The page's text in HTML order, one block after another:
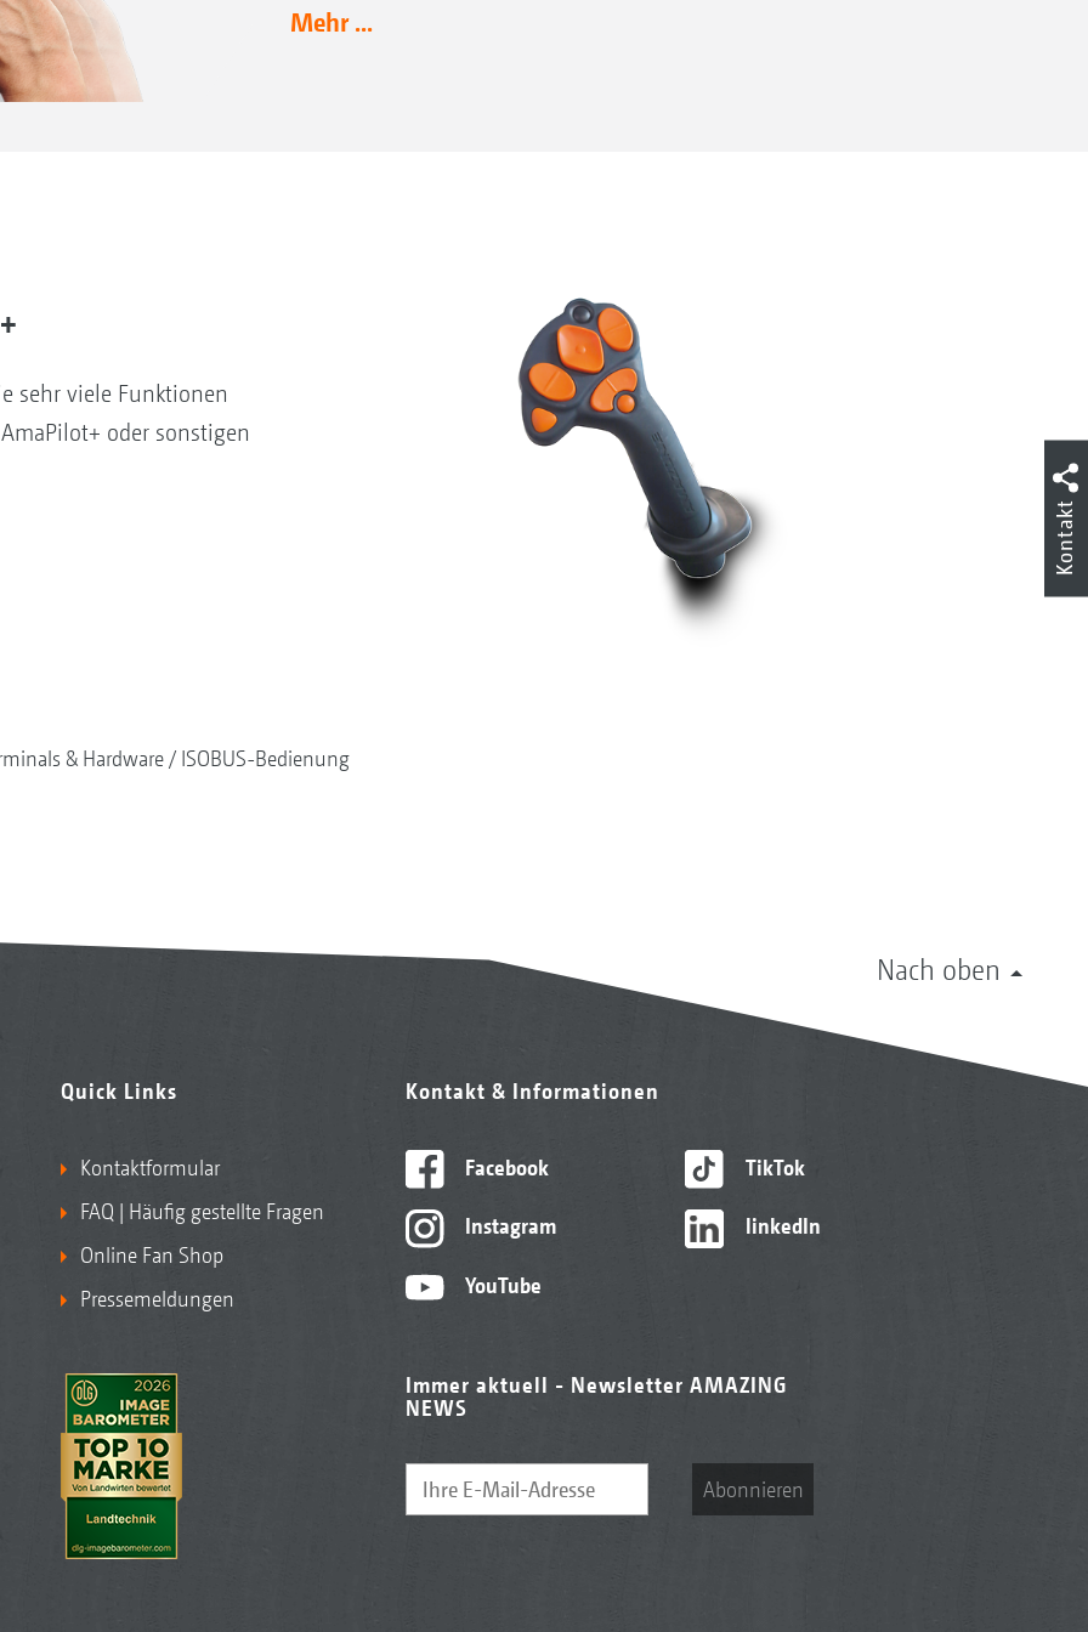
Mehr ...
sehr viele Funktionen
oder sonstigen
& Hardware ISOBUS-Bedienung
Nach oben
Quick Links
Kontaktformular
FAQ | Häufig gestellte Fragen
Online Fan Shop
Pressemeldungen
Kontakt & Informationen
Facebook
Instagram
YouTube
TikTok
linkedIn
Immer aktuell - Newsletter AMAZING
NEWS
Abonnieren
Kontakt